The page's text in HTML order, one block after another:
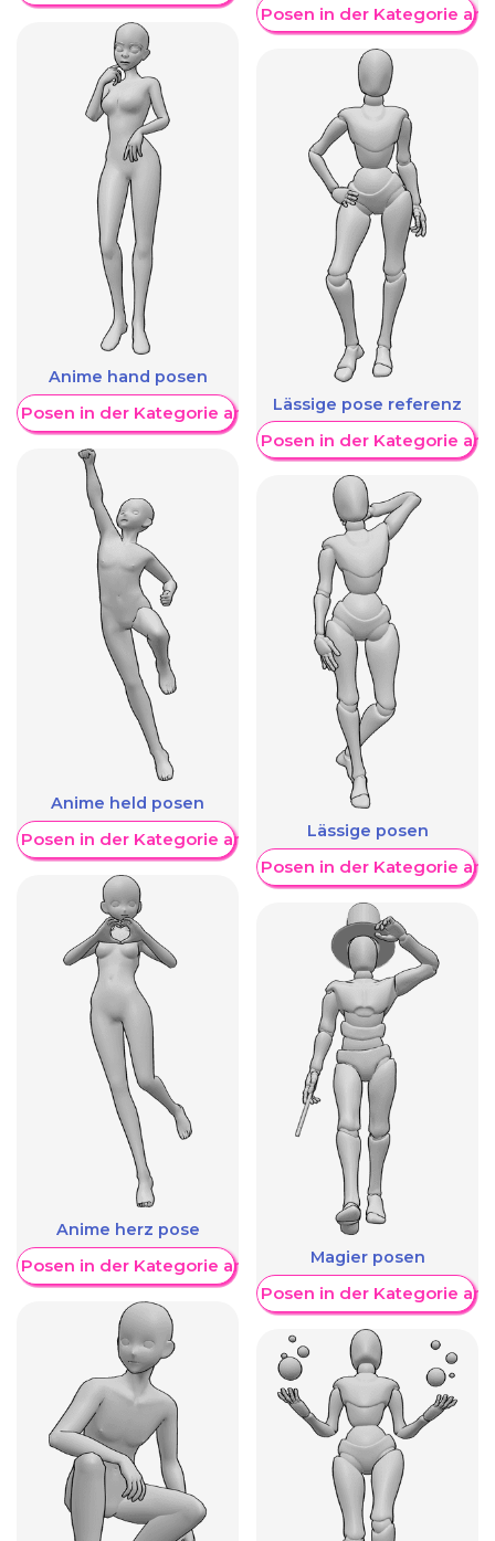
Anime hand posen
Posen in der Kategorie anzeigen
Anime held posen
Posen in der Kategorie anzeigen
Anime herz pose
Posen in der Kategorie anzeigen
Weitere Posen in der Kategorie
Lässige pose referenz
Weitere Posen in der Kategorie
Lässige posen
Weitere Posen in der Kategorie
Magier posen
Weitere Posen in der Kategorie